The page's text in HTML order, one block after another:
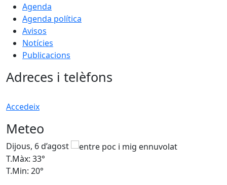
Agenda
Agenda política
Avisos
Notícies
Publicacions
Adreces i telèfons
Accedeix
Meteo
Dijous, 6 d’agost
T.Màx: 33°
T.Min: 20°